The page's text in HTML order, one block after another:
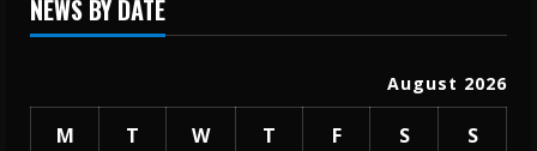
NEWS BY DATE
August 2026
M T W T F S S